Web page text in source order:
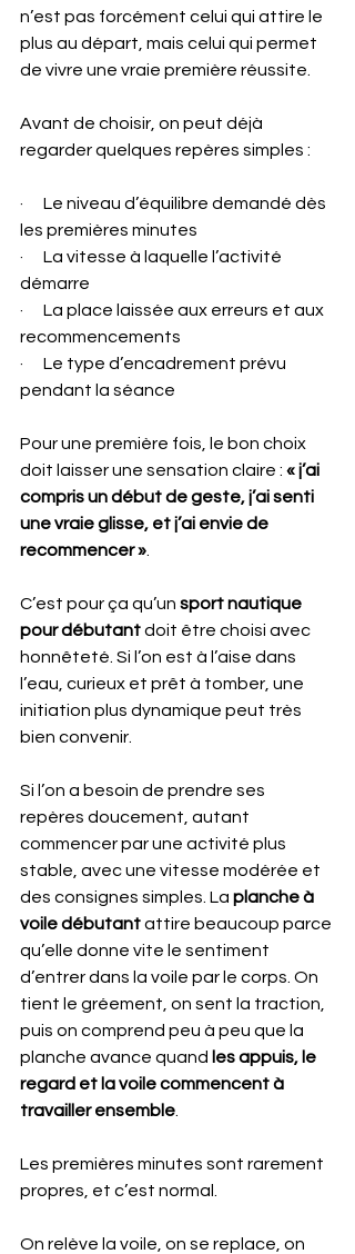
n’est pas forcément celui qui attire le
plus au départ, mais celui qui permet
de vivre une vraie première réussite.
Avant de choisir, on peut déjà
regarder quelques repères simples :
·      Le niveau d’équilibre demandé dès
les premières minutes
·      La vitesse à laquelle l’activité
démarre
·      La place laissée aux erreurs et aux
recommencements
·      Le type d’encadrement prévu
pendant la séance
Pour une première fois, le bon choix
doit laisser une sensation claire : « j’ai
compris un début de geste, j’ai senti
une vraie glisse, et j’ai envie de
recommencer »
C’est pour ça qu’un sport nautique
pour débutant doit être choisi avec
honnêteté. Si l’on est à l’aise dans
l’eau, curieux et prêt à tomber, une
initiation plus dynamique peut très
bien convenir.
Si l’on a besoin de prendre ses
repères doucement, autant
commencer par une activité plus
stable, avec une vitesse modérée et
des consignes simples. La planche à
voile débutant attire beaucoup parce
qu’elle donne vite le sentiment
d’entrer dans la voile par le corps. On
tient le gréement, on sent la traction,
puis on comprend peu à peu que la
planche avance quand les appuis, le
regard et la voile commencent à
travailler ensemble
Les premières minutes sont rarement
propres, et c’est normal.
On relève la voile, on se replace, on